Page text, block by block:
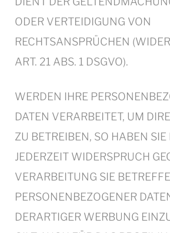
ODER VERTEIDIGUNG VON
RECHTSANSPRÜCHEN
ART. 21 ABS. 1 DSGVO).
WERDEN IHRE
DATEN VERARBEITET, UM
ZU BETREIBEN, SO HABEN SIE
JEDERZEIT WIDERSPRUCH
VERARBEITUNG SIE
PERSONENBEZOGENER
DERARTIGER WERBUNG